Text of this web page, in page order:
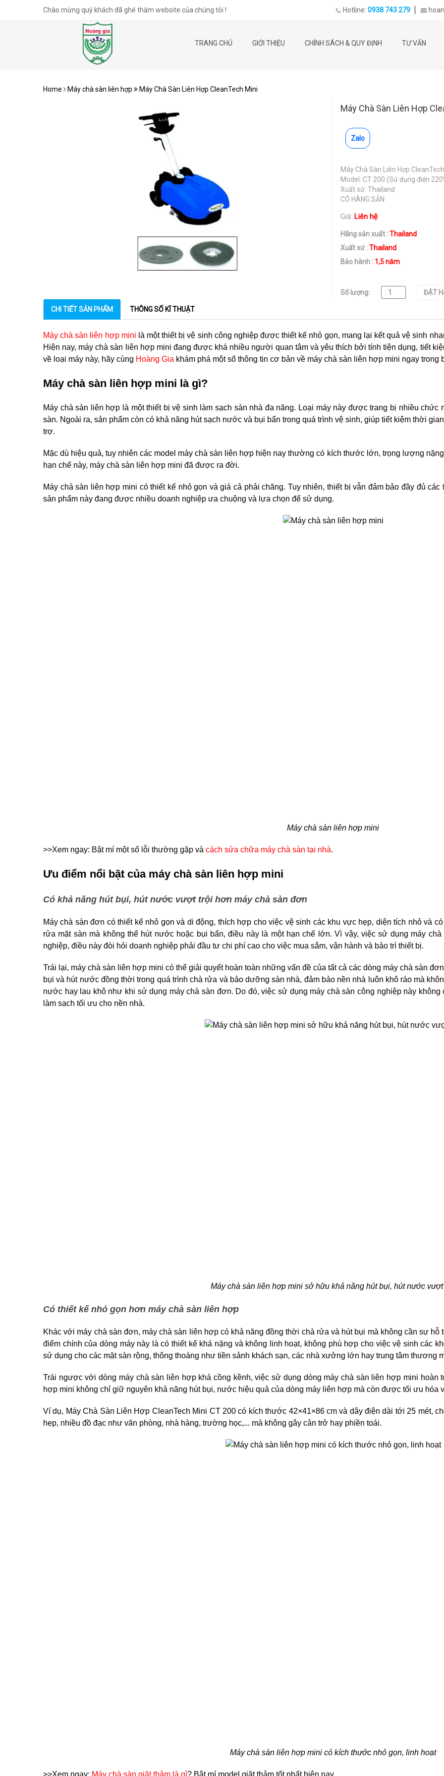
Chào mừng quý khách đã ghé thăm website của chúng tôi ! Hotline: 0938 743 279
TRANG CHỦ GIỚI THIỆU CHÍNH SÁCH & QUY ĐỊNH TƯ VẤN
Home Máy chà sàn liên hợp Máy Chà Sàn Liên Hợp CleanTech Mini
Máy Chà Sàn Liên Hợp
Zalo
Máy Chà Sàn Liên Hợp
Model: CT 200 (Sử dụng điện
Xuất xứ: Thailand
CÓ HÀNG SẴN
Giá: Liên hệ
Hãng sản xuất :Thailand
Xuất xứ :Thailand
Bảo hành : 1,5 năm
Số lượng: ĐẶT
CHI TIẾT SẢN PHẨM THÔNG SỐ KĨ THUẬT
Máy chà sàn liên hợp mini là một thiết bị vệ sinh công nghiệp được thiết kế nhỏ gọn, mang lại kết quả vệ sinh
Hiện nay, máy chà sàn liên hợp mini đang được khá nhiều người quan tâm và yêu thích bởi tính tiện dụng, tiết
về loại máy này, hãy cùng Hoàng Gia khám phá một số thông tin cơ bản về máy chà sàn liên hợp mini ngay trong
Máy chà sàn liên hợp mini là gì?
Máy chà sàn liên hợp là một thiết bị vệ sinh làm sạch sàn nhà đa năng. Loại máy này được trang bị nhiều
sàn. Ngoài ra, sản phẩm còn có khả năng hút sạch nước và bụi bẩn trong quá trình vệ sinh, giúp tiết kiệm thời
trợ.
Mặc dù hiệu quả, tuy nhiên các model máy chà sàn liên hợp hiện nay thường có kích thước lớn, trọng lượng
hạn chế này, máy chà sàn liên hợp mini đã được ra đời.
Máy chà sàn liên hợp mini có thiết kế nhỏ gọn và giá cả phải chăng. Tuy nhiên, thiết bị vẫn đảm bảo đầy đủ
sản phẩm này đang được nhiều doanh nghiệp ưa chuộng và lựa chọn để sử dụng.
Máy chà sàn liên hợp mini
>>Xem ngay: Bật mí một số lỗi thường gặp và cách sửa chữa máy chà sàn tại nhà.
Ưu điểm nổi bật của máy chà sàn liên hợp mini
Có khả năng hút bụi, hút nước vượt trội hơn máy chà sàn đơn
Máy chà sàn đơn có thiết kế nhỏ gọn và di động, thích hợp cho việc vệ sinh các khu vực hẹp, diện tích nhỏ và
rửa mặt sàn mà không thể hút nước hoặc bụi bẩn, điều này là một hạn chế lớn. Vì vậy, việc sử dụng máy
nghiệp, điều này đòi hỏi doanh nghiệp phải đầu tư chi phí cao cho việc mua sắm, vận hành và bảo trì thiết bị.
Trái lại, máy chà sàn liên hợp mini có thể giải quyết hoàn toàn những vấn đề của tất cả các dòng máy chà sàn
bụi và hút nước đồng thời trong quá trình chà rửa và bảo dưỡng sàn nhà, đảm bảo nền nhà luôn khô ráo mà
nước hay lau khô như khi sử dụng máy chà sàn đơn. Do đó, việc sử dụng máy chà sàn công nghiệp này
làm sạch tối ưu cho nền nhà.
Máy chà sàn liên hợp mini sở hữu khả năng hút bụi, hút nước vượt
Có thiết kế nhỏ gọn hơn máy chà sàn liên hợp
Khác với máy chà sàn đơn, máy chà sàn liên hợp có khả năng đồng thời chà rửa và hút bụi mà không cần sự
điểm chính của dòng máy này là có thiết kế khá nặng và không linh hoạt, không phù hợp cho việc vệ sinh các
sử dụng cho các mặt sàn rộng, thông thoáng như tiền sảnh khách sạn, các nhà xưởng lớn hay trung tâm thương
Trái ngược với dòng máy chà sàn liên hợp khá cồng kềnh, việc sử dụng dòng máy chà sàn liên hợp mini hoàn
hợp mini không chỉ giữ nguyên khả năng hút bụi, nước hiệu quả của dòng máy liên hợp mà còn được tối ưu hóa
Ví dụ, Máy Chà Sàn Liên Hợp CleanTech Mini CT 200 có kích thước 42×41×86 cm và dây điện dài tới 25 mét,
hẹp, nhiều đồ đạc như văn phòng, nhà hàng, trường học,... mà không gây cản trở hay phiền toái.
Máy chà sàn liên hợp mini có kích thước nhỏ gọn, linh hoạt
>>Xem ngay: Máy chà sàn giặt thảm là gì? Bật mí model giặt thảm tốt nhất hiện nay.